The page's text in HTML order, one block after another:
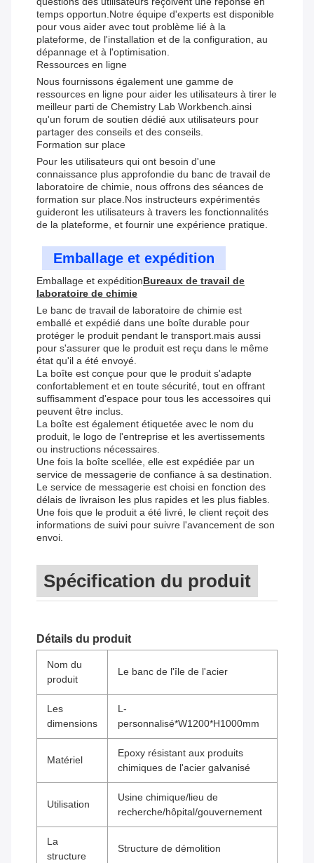
temps opportun.Notre équipe d'experts est disponible
pour vous aider avec tout problème lié à la
plateforme, de l'installation et de la configuration, au
dépannage et à l'optimisation.
Ressources en ligne
Nous fournissons également une gamme de
ressources en ligne pour aider les utilisateurs à tirer le
meilleur parti de Chemistry Lab Workbench.ainsi
qu'un forum de soutien dédié aux utilisateurs pour
partager des conseils et des conseils.
Formation sur place
Pour les utilisateurs qui ont besoin d'une
connaissance plus approfondie du banc de travail de
laboratoire de chimie, nous offrons des séances de
formation sur place.Nos instructeurs expérimentés
guideront les utilisateurs à travers les fonctionnalités
de la plateforme, et fournir une expérience pratique.
Emballage et expédition
Emballage et expéditionBureaux de travail de
laboratoire de chimie
Le banc de travail de laboratoire de chimie est
emballé et expédié dans une boîte durable pour
protéger le produit pendant le transport.mais aussi
pour s'assurer que le produit est reçu dans le même
état qu'il a été envoyé.
La boîte est conçue pour que le produit s'adapte
confortablement et en toute sécurité, tout en offrant
suffisamment d'espace pour tous les accessoires qui
peuvent être inclus.
La boîte est également étiquetée avec le nom du
produit, le logo de l'entreprise et les avertissements
ou instructions nécessaires.
Une fois la boîte scellée, elle est expédiée par un
service de messagerie de confiance à sa destination.
Le service de messagerie est choisi en fonction des
délais de livraison les plus rapides et les plus fiables.
Une fois que le produit a été livré, le client reçoit des
informations de suivi pour suivre l'avancement de son
envoi.
Spécification du produit
Détails du produit
Nom du
produit
Le banc de l'île de l'acier
Les
dimensions
L-
personnalisé*W1200*H1000mm
Matériel
Epoxy résistant aux produits
chimiques de l'acier galvanisé
Utilisation
Usine chimique/lieu de
recherche/hôpital/gouvernement
La
structure
Structure de démolition